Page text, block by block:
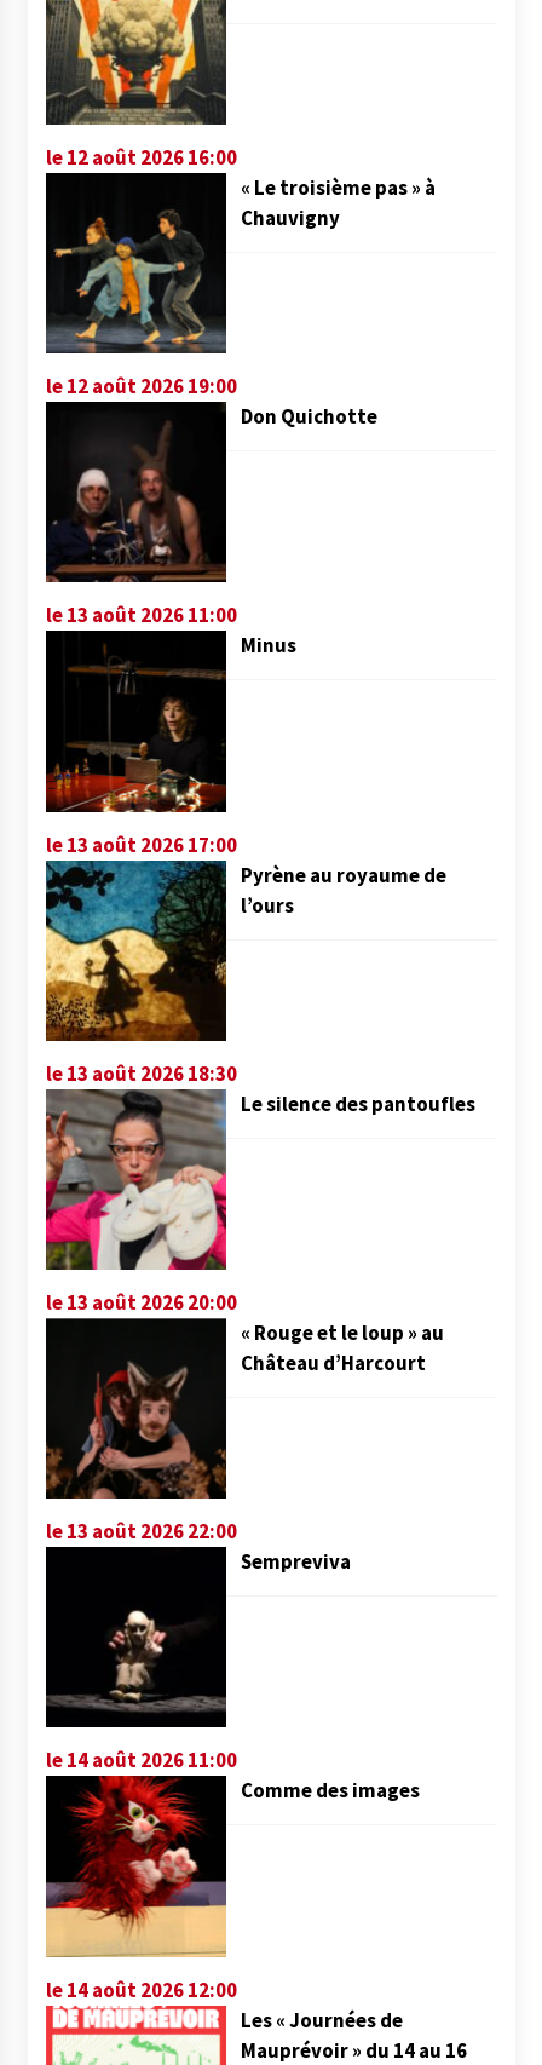
le 12 août 2026 16:00
« Le troisième pas » à
Chauvigny
le 12 août 2026 19:00
Don Quichotte
le 13 août 2026 11:00
Minus
le 13 août 2026 17:00
Pyrène au royaume de
l’ours
le 13 août 2026 18:30
Le silence des pantoufles
le 13 août 2026 20:00
« Rouge et le loup » au
Château d’Harcourt
le 13 août 2026 22:00
Sempreviva
le 14 août 2026 11:00
Comme des images
le 14 août 2026 12:00
Les « Journées de
Mauprévoir » du 14 au 16